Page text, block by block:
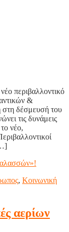
περιβαλλοντικό
&
δέσμευσή του
τις δυνάμεις
νέο,
, Κοινωνική
αερίων